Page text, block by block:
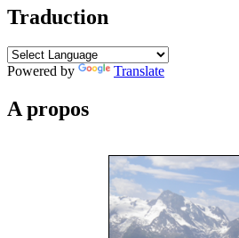
Traduction
Powered by Translate
A propos